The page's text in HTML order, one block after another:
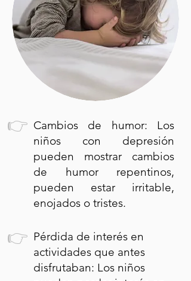
👉 Cambios de humor: Los
niños con depresión
pueden mostrar cambios
de humor repentinos,
pueden estar irritable,
enojados o tristes.
👉 Pérdida de interés en
actividades que antes
disfrutaban: Los niños